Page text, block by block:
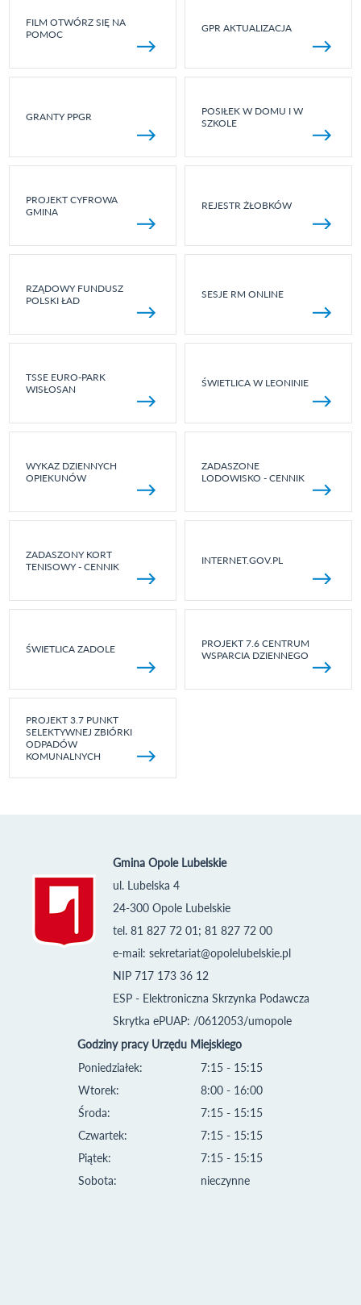
FILM OTWÓRZ SIĘ NA
POMOC
GPR AKTUALIZACJA
GRANTY PPGR
POSIŁEK W DOMU I W
SZKOLE
PROJEKT CYFROWA
GMINA
REJESTR ŻŁOBKÓW
RZĄDOWY FUNDUSZ
POLSKI ŁAD
SESJE RM ONLINE
TSSE EURO-PARK
WISŁOSAN
ŚWIETLICA W LEONINIE
WYKAZ DZIENNYCH
OPIEKUNÓW
ZADASZONE
LODOWISKO - CENNIK
ZADASZONY KORT
TENISOWY - CENNIK
INTERNET.GOV.PL
ŚWIETLICA ZADOLE
PROJEKT 7.6 CENTRUM
WSPARCIA DZIENNEGO
PROJEKT 3.7 PUNKT
SELEKTYWNEJ ZBIÓRKI
ODPADÓW
KOMUNALNYCH
Gmina Opole Lubelskie
ul. Lubelska 4
24-300 Opole Lubelskie
tel. 81 827 72 01; 81 827 72 00
e-mail: sekretariat@opolelubelskie.pl
NIP 717 173 36 12
ESP - Elektroniczna Skrzynka Podawcza
Skrytka ePUAP: /0612053/umopole
Godziny pracy Urzędu Miejskiego
Poniedziałek:
Wtorek:
Środa:
Czwartek:
Piątek:
Sobota:
7:15 - 15:15
8:00 - 16:00
7:15 - 15:15
7:15 - 15:15
7:15 - 15:15
nieczynne